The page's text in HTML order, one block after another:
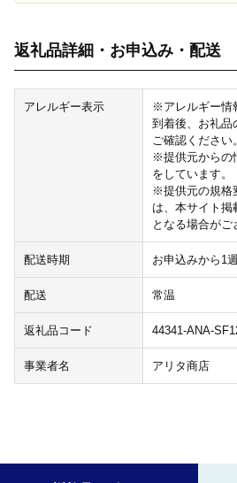
返礼品詳細・お申込み・配送
アレルギー表示
※アレルギー情
到着後、お礼品
ご確認ください。
※提供元からの
をしています。
※提供元の規格
は、本サイト掲
となる場合がご
配送時期 お申込みから1
配送 常温
返礼品コード 44341-ANA-
事業者名 アリタ商店